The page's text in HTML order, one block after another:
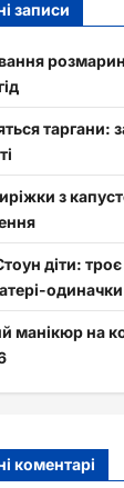
записи
таргани:
з
діти:
одиначки
манікюр на
коментарі